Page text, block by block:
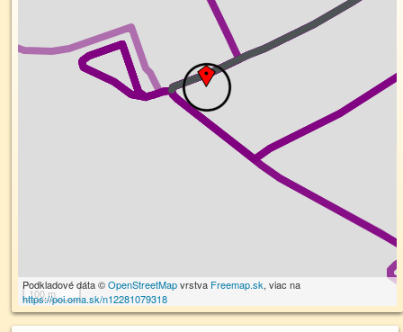
100 m
Podkladové dáta ©OpenStreetMapvrstva Freemap.sk, viac na
https://poi.oma.sk/n12281079318